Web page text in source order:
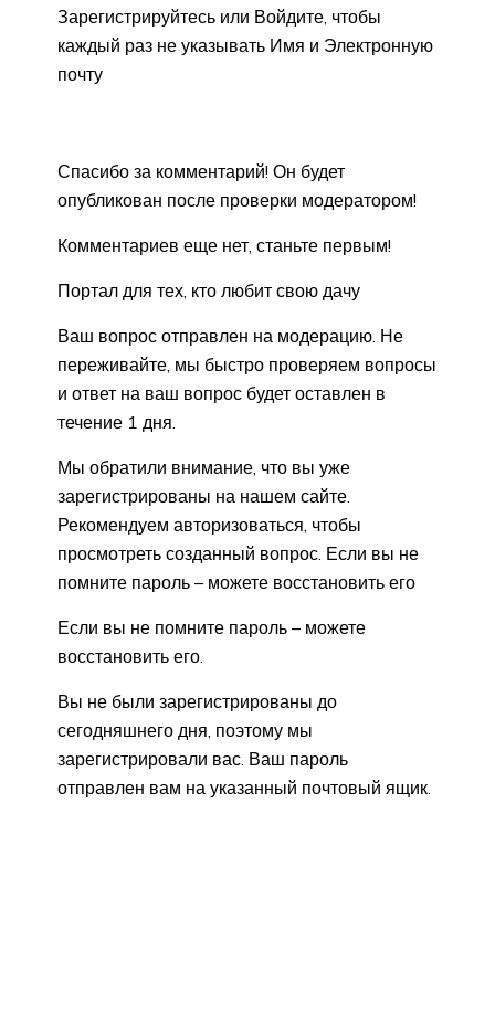
Зарегистрируйтесь или Войдите, чтобы
каждый раз не указывать Имя и Электронную
почту
Спасибо за комментарий! Он будет
опубликован после проверки модератором!
Комментариев еще нет, станьте первым!
Портал для тех, кто любит свою дачу
Ваш вопрос отправлен на модерацию. Не
переживайте, мы быстро проверяем вопросы
и ответ на ваш вопрос будет оставлен в
течение 1 дня.
Мы обратили внимание, что вы уже
зарегистрированы на нашем сайте.
Рекомендуем авторизоваться, чтобы
просмотреть созданный вопрос. Если вы не
помните пароль – можете восстановить его
Если вы не помните пароль – можете
восстановить его.
Вы не были зарегистрированы до
сегодняшнего дня, поэтому мы
зарегистрировали вас. Ваш пароль
отправлен вам на указанный почтовый ящик.